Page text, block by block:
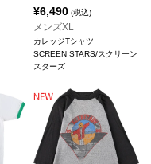
¥6,490 (税込)
メンズXL
カレッジTシャツ
SCREEN STARS/スクリーン
スターズ